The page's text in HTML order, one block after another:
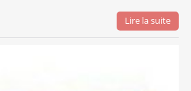
Lire la suite